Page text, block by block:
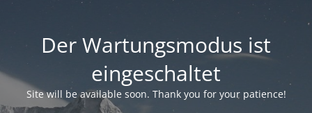
Der Wartungsmodus ist
eingeschaltet
Site will be available soon. Thank you for your patience!